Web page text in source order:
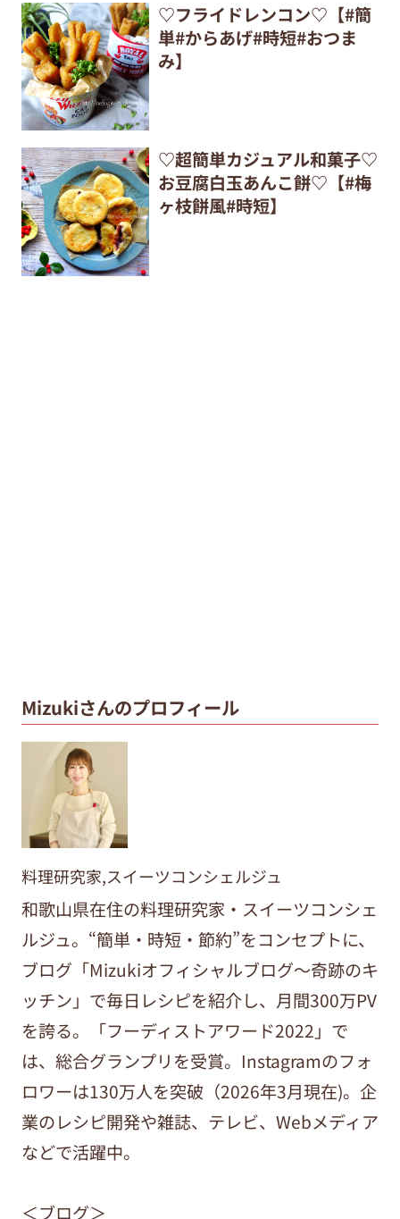
♡フライドレンコン♡【#簡
単#からあげ#時短#おつま
み】
♡超簡単カジュアル和菓子♡
お豆腐白玉あんこ餅♡【#梅
ヶ枝餅風#時短】
Mizukiさんのプロフィール
料理研究家,スイーツコンシェルジュ
和歌山県在住の料理研究家・スイーツコンシェ
ルジュ。“簡単・時短・節約”をコンセプトに、
ブログ「Mizukiオフィシャルブログ～奇跡のキ
ッチン」で毎日レシピを紹介し、月間300万PV
を誇る。「フーディストアワード2022」で
は、総合グランプリを受賞。Instagramのフォ
ロワーは130万人を突破（2026年3月現在)。企
業のレシピ開発や雑誌、テレビ、Webメディア
などで活躍中。
＜ブログ＞